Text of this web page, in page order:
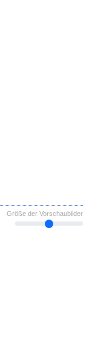
Größe der Vorschaubilder